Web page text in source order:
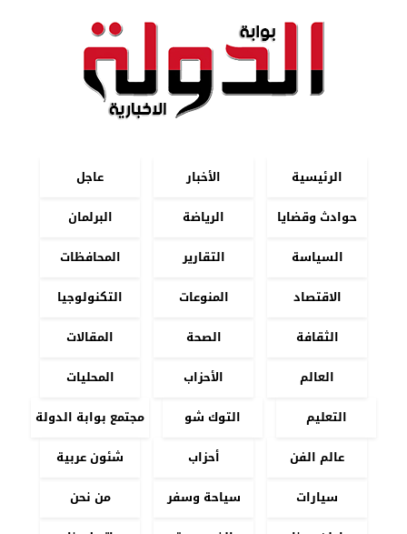
الرئيسية الأخبار
عاجل
حوادث وقضايا
الرياضة
البرلمان
السياسة
التقارير
المحافظات
الاقتصاد
المنوعات
التكنولوجيا
الثقافة
الصحة
المقالات
العالم
الأحزاب
المحليات
التعليم
التوك شو
مجتمع بوابة الدولة
عالم الفن
أحزاب
شئون عربية
سيارات
سياحة وسفر
من نحن